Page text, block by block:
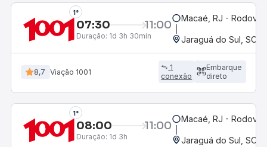
1°
07:30 11:00
Duração: 1d 3h 30min
Macaé, RJ -
Jaraguá do Sul, SC
8,7 Viação 1001
1
conexão
Embarque
direto
1°
08:00 11:00
Duração: 1d 3h
Macaé, RJ -
Jaraguá do Sul, SC